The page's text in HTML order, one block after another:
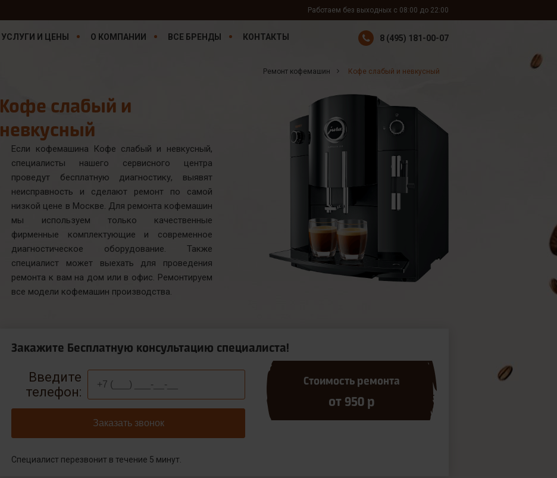
Работаем без выходных с 08:00 до 22:00
УСЛУГИ И ЦЕНЫ О КОМПАНИИ ВСЕ БРЕНДЫ КОНТАКТЫ 8 (495) 181-00-07
Ремонт кофемашин Кофе слабый и невкусный
Кофе слабый и
невкусный
Если кофемашина Кофе слабый и невкусный,
специалисты нашего сервисного центра
проведут бесплатную диагностику, выявят
неисправность и сделают ремонт по самой
низкой цене в Москве. Для ремонта кофемашин
мы используем только качественные
фирменные комплектующие и современное
диагностическое оборудование. Также
специалист может выехать для проведения
ремонта к вам на дом или в офис. Ремонтируем
все модели кофемашин производства.
Закажите Бесплатную консультацию специалиста!
Стоимость ремонта
от 950 р
Введите
телефон:
Заказать звонок
Специалист перезвонит в течение 5 минут.